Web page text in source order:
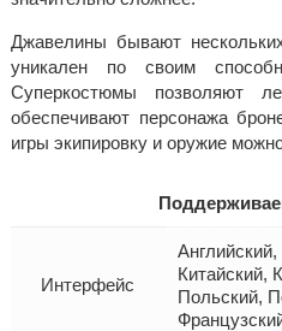
Джавелины бывают
уникален по своим
Суперкостюмы позволяют
обеспечивают персонажа
игры экипировку и оружие
Интерфейс
Китайский,
Польский,